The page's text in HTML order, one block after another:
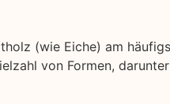
(wie Eiche) am
von Formen,